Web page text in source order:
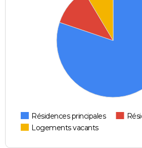
Résidences principales
Logements vacants